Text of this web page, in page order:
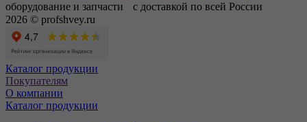
оборудование и запчасти с доставкой по всей России
2026 © profshvey.ru
Каталог продукции
Покупателям
О компании
Каталог продукции